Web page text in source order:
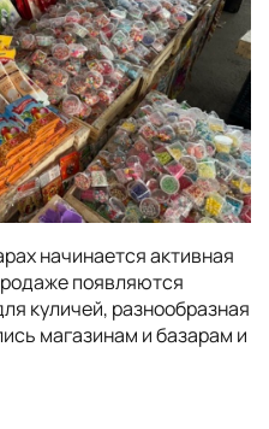
начинается активная
появляются
куличей, разнообразная
магазинам и базарам и